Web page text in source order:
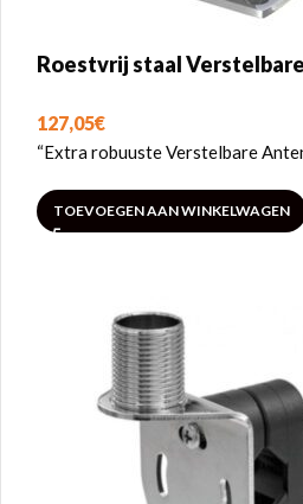
Roestvrij staal
127,05€
“Extra robuuste Verstelbare
TOEVOEGEN AAN WINKELWAGEN